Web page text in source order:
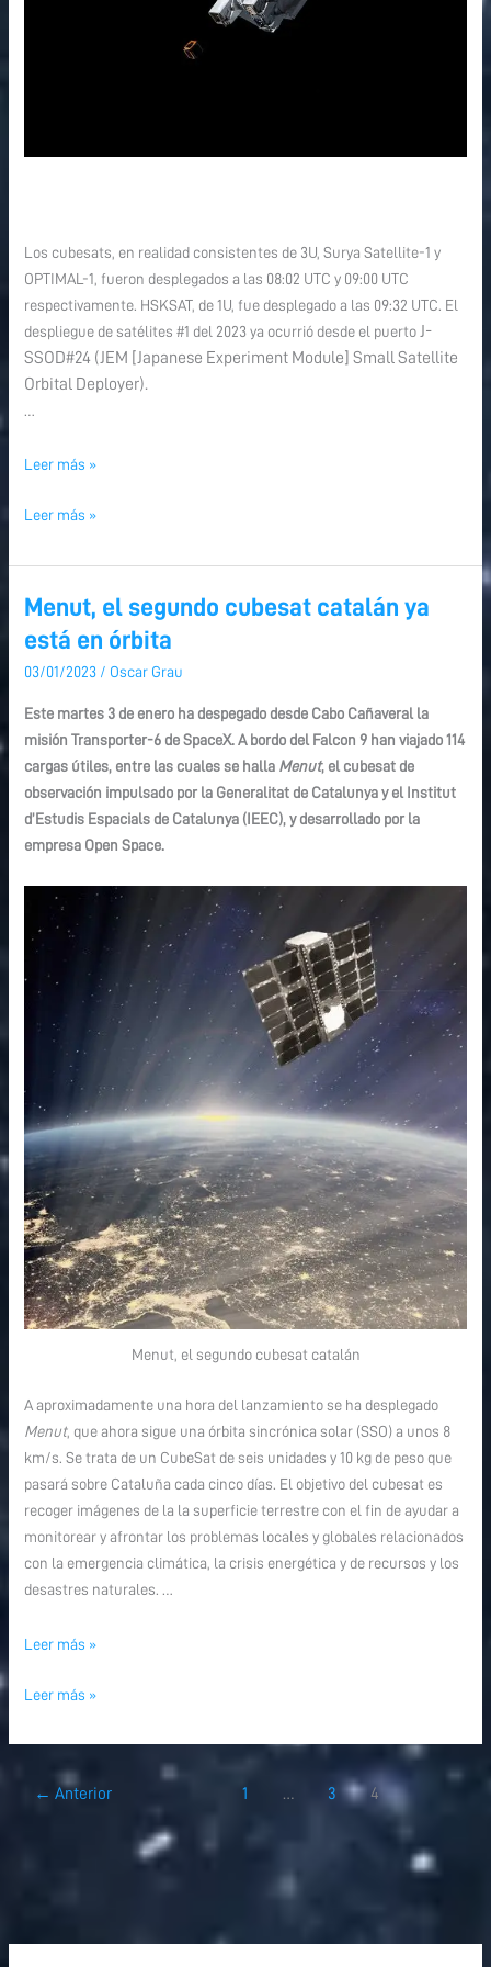
Los cubesats, en realidad consistentes de 3U, Surya Satellite-1 y
OPTIMAL-1, fueron desplegados a las 08:02 UTC y 09:00 UTC
respectivamente. HSKSAT, de 1U, fue desplegado a las 09:32 UTC. El
despliegue de satélites #1 del 2023 ya ocurrió desde el puerto J-
SSOD#24 (JEM [Japanese Experiment Module] Small Satellite
Orbital Deployer).
Leer más »
Leer más »
Menut, el segundo cubesat catalán ya
está en órbita
03/01/2023 / Oscar Grau
Este martes 3 de enero ha despegado desde Cabo Cañaveral la
misión Transporter-6 de SpaceX. A bordo del Falcon 9 han viajado 114
cargas útiles, entre las cuales se halla Menut, el cubesat de
observación impulsado por la Generalitat de Catalunya y el Institut
d’Estudis Espacials de Catalunya (IEEC), y desarrollado por la
empresa Open Space.
Menut, el segundo cubesat catalán
A aproximadamente una hora del lanzamiento se ha desplegado
Menut, que ahora sigue una órbita sincrónica solar (SSO) a unos 8
km/s. Se trata de un CubeSat de seis unidades y 10 kg de peso que
pasará sobre Cataluña cada cinco días. El objetivo del cubesat es
recoger imágenes de la la superficie terrestre con el fin de ayudar a
monitorear y afrontar los problemas locales y globales relacionados
con la emergencia climática, la crisis energética y de recursos y los
desastres naturales. …
Menut,
segundo
cubesat
catalán
ya
está
en
órbita
Leer más »
Menut,
segundo
cubesat
catalán
ya
está
en
órbita
Leer más »
← Anterior 1 … 3 4